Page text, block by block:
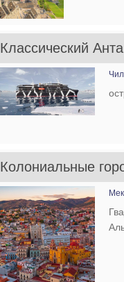
Классический
Колониальные